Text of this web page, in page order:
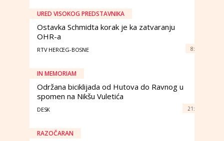
URED VISOKOG PREDSTAVNIKA
Ostavka Schmidta korak je ka zatvaranju
OHR-a
RTV HERCEG-BOSNE 8:
IN MEMORIAM
Održana biciklijada od Hutova do Ravnog u
spomen na Nikšu Vuletića
DESK 21:
RAZOČARAN